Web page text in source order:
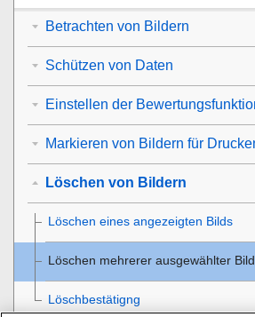
Betrachten von Bildern
Schützen von Daten
Einstellen der
Markieren von Bildern für
Löschen von Bildern
Löschen eines angezeigten Bilds
Löschen mehrerer ausgewählter
Löschbestätigng